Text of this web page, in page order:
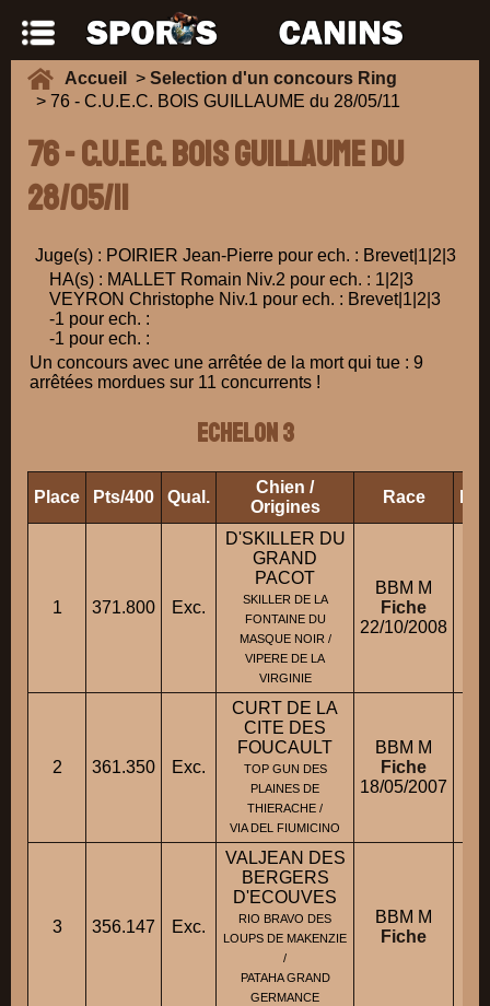
Accueil > Selection d'un concours Ring
> 76 - C.U.E.C. BOIS GUILLAUME du 28/05/11
76 - C.U.E.C. BOIS GUILLAUME du
28/05/11
Juge(s) : POIRIER Jean-Pierre pour ech. : Brevet|1|2|3
HA(s) : MALLET Romain Niv.2 pour ech. : 1|2|3
VEYRON Christophe Niv.1 pour ech. : Brevet|1|2|3
-1 pour ech. :
-1 pour ech. :
Un concours avec une arrêtée de la mort qui tue : 9
arrêtées mordues sur 11 concurrents !
ECHELON 3
Place Pts/400 Qual.
Chien /
Origines
Race
1 371.800 Exc.
D'SKILLER DU
GRAND
PACOT
SKILLER DE LA
FONTAINE DU
MASQUE NOIR /
VIPERE DE LA
VIRGINIE
BBM M
Fiche
22/10/2008
2 361.350 Exc.
CURT DE LA
CITE DES
FOUCAULT
TOP GUN DES
PLAINES DE
THIERACHE /
VIA DEL FIUMICINO
BBM M
Fiche
18/05/2007
3 356.147 Exc.
VALJEAN DES
BERGERS
D'ECOUVES
RIO BRAVO DES
LOUPS DE MAKENZIE
/
PATAHA GRAND
GERMANCE
BBM M
Fiche